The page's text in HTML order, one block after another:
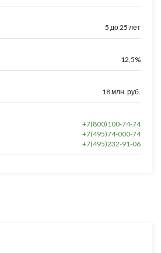
5 до 25 лет
12,5%
18 млн. руб.
+7(800)100-74-74
+7(495)74-000-74
+7(495)232-91-06